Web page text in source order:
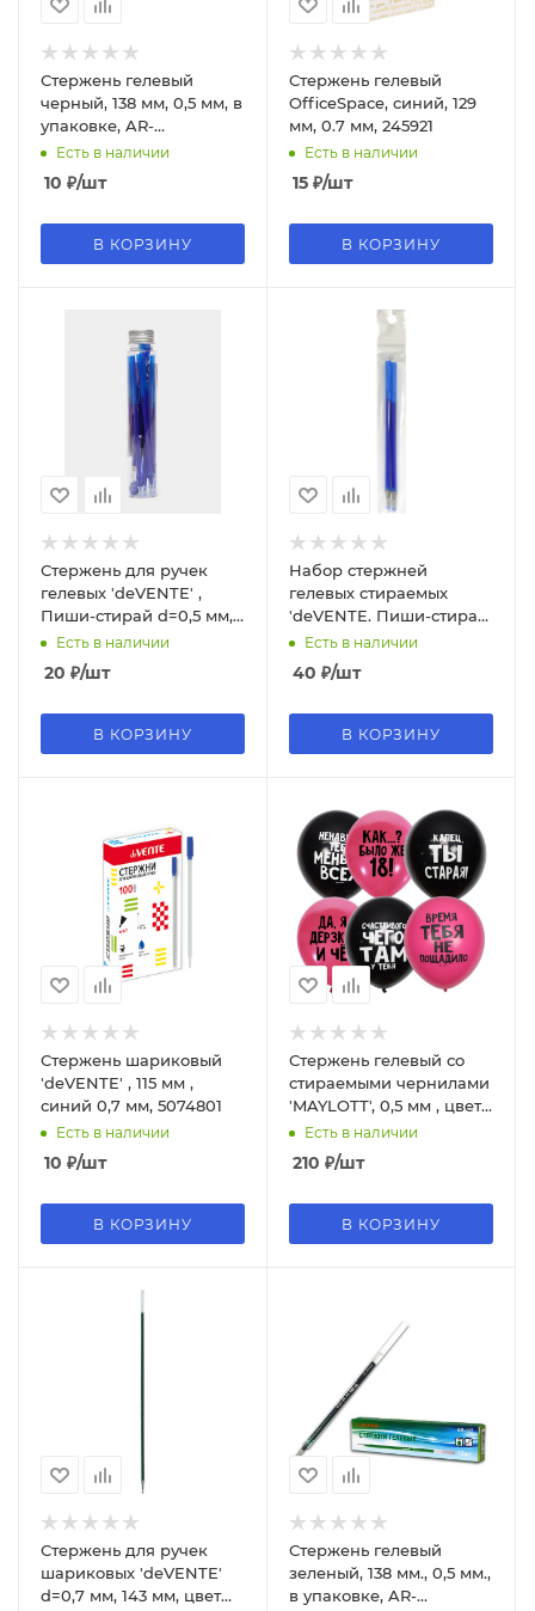
Стержень гелевый
черный, 138 мм, 0,5 мм, в
упаковке, AR-
117;ЧЕРНЫЙ
Есть в наличии
10 ₽/шт
В КОРЗИНУ
Стержень гелевый
OfficeSpace, синий, 129
мм, 0.7 мм, 245921
Есть в наличии
15 ₽/шт
В КОРЗИНУ
Стержень для ручек
гелевых 'deVENTE' ,
Пиши-стирай d=0,5 мм,
126 мм, синий цвет, (
1;шт), 5053100
Есть в наличии
20 ₽/шт
В КОРЗИНУ
Набор стержней
гелевых стираемых
'deVENTE. Пиши-стирай.
Орнамент, Slim' 02 шт,
d=0,7 мм, 5053842
Есть в наличии
40 ₽/шт
В КОРЗИНУ
Стержень шариковый
'deVENTE' , 115 мм ,
синий 0,7 мм, 5074801
Есть в наличии
10 ₽/шт
В КОРЗИНУ
Стержень гелевый со
стираемыми чернилами
'MAYLOTT', 0,5 мм , цвет
синий, (20 шт;уп), 463
Есть в наличии
210 ₽/шт
В КОРЗИНУ
Стержень для ручек
шариковых 'deVENTE'
d=0,7 мм, 143 мм, цвет
Стержень гелевый
зеленый, 138 мм., 0,5 мм.,
в упаковке, AR-